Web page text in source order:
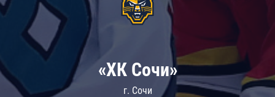
«ХК Сочи»
г. Сочи